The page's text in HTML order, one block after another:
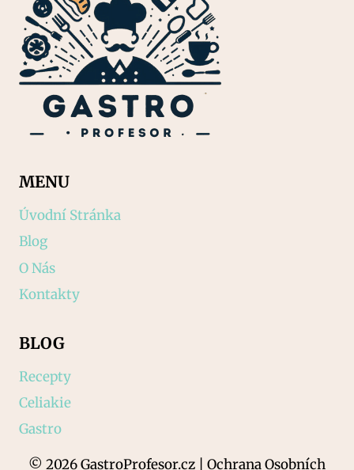
MENU
Úvodní Stránka
Blog
O Nás
Kontakty
BLOG
Recepty
Celiakie
Gastro
© 2026 GastroProfesor.cz | Ochrana Osobních